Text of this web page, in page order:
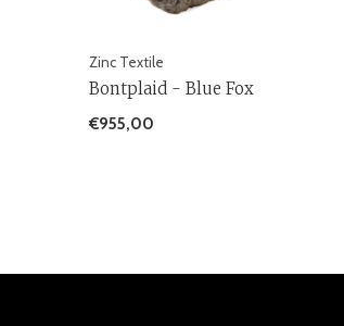
Zinc Textile
Bontplaid - Blue Fox
€955,00